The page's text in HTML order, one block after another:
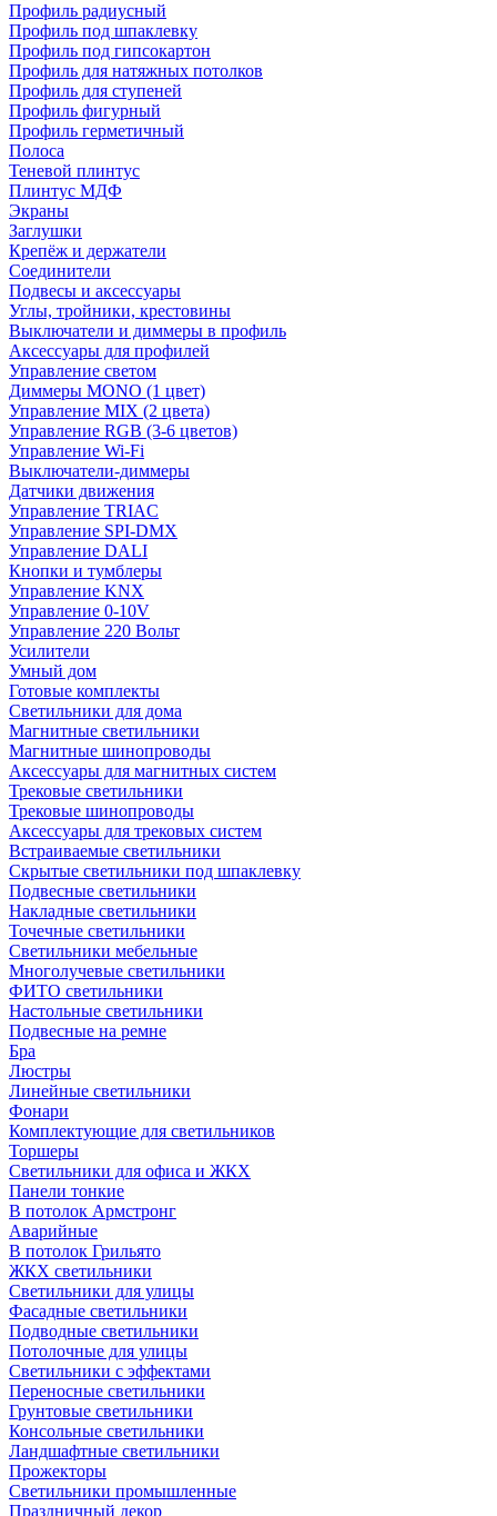
Профиль радиусный
Профиль под шпаклевку
Профиль под гипсокартон
Профиль для натяжных потолков
Профиль для ступеней
Профиль фигурный
Профиль герметичный
Полоса
Теневой плинтус
Плинтус МДФ
Экраны
Заглушки
Крепёж и держатели
Соединители
Подвесы и аксессуары
Углы, тройники, крестовины
Выключатели и диммеры в профиль
Аксессуары для профилей
Управление светом
Диммеры MONO (1 цвет)
Управление MIX (2 цвета)
Управление RGB (3-6 цветов)
Управление Wi-Fi
Выключатели-диммеры
Датчики движения
Управление TRIAC
Управление SPI-DMX
Управление DALI
Кнопки и тумблеры
Управление KNX
Управление 0-10V
Управление 220 Вольт
Усилители
Умный дом
Готовые комплекты
Светильники для дома
Магнитные светильники
Магнитные шинопроводы
Аксессуары для магнитных систем
Трековые светильники
Трековые шинопроводы
Аксессуары для трековых систем
Встраиваемые светильники
Скрытые светильники под шпаклевку
Подвесные светильники
Накладные светильники
Точечные светильники
Светильники мебельные
Многолучевые светильники
ФИТО светильники
Настольные светильники
Подвесные на ремне
Бра
Люстры
Линейные светильники
Фонари
Комплектующие для светильников
Торшеры
Светильники для офиса и ЖКХ
Панели тонкие
В потолок Армстронг
Аварийные
В потолок Грильято
ЖКХ светильники
Светильники для улицы
Фасадные светильники
Подводные светильники
Потолочные для улицы
Светильники с эффектами
Переносные светильники
Грунтовые светильники
Консольные светильники
Ландшафтные светильники
Прожекторы
Светильники промышленные
Праздничный декор